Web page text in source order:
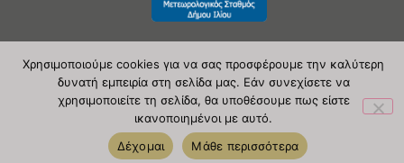
Copyright 2020 © Δήμος Ιλίου
| powered by Evolutionprojects
Χρησιμοποιούμε cookies για να σας προσφέρουμε την καλύτερη
δυνατή εμπειρία στη σελίδα μας. Εάν συνεχίσετε να
χρησιμοποιείτε τη σελίδα, θα υποθέσουμε πως είστε
ικανοποιημένοι με αυτό.
Δέχομαι
Μάθε περισσότερα